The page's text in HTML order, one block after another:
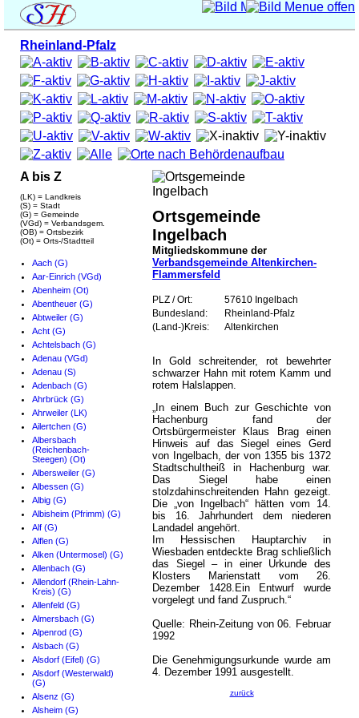
Rheinland-Pfalz
A bis Z
(LK) = Landkreis
(S) = Stadt
(G) = Gemeinde
(VGd) = Verbandsgem.
(OB) = Ortsbezirk
(Ot) = Orts-/Stadtteil
Aach (G)
Aar-Einrich (VGd)
Abenheim (Ot)
Abentheuer (G)
Abtweiler (G)
Acht (G)
Achtelsbach (G)
Adenau (VGd)
Adenau (S)
Adenbach (G)
Ahrbrück (G)
Ahrweiler (LK)
Ailertchen (G)
Albersbach
(Reichenbach-
Steegen) (Ot)
Albersweiler (G)
Albessen (G)
Albig (G)
Albisheim (Pfrimm) (G)
Alf (G)
Alflen (G)
Alken (Untermosel) (G)
Allenbach (G)
Allendorf (Rhein-Lahn-
Kreis) (G)
Allenfeld (G)
Almersbach (G)
Alpenrod (G)
Alsbach (G)
Alsdorf (Eifel) (G)
Alsdorf (Westerwald)
(G)
Alsenz (G)
Alsheim (G)
Ortsgemeinde
Ingelbach
Mitgliedskommune der
Verbandsgemeinde Altenkirchen-
Flammersfeld
PLZ / Ort:
57610 Ingelbach
Bundesland:
Rheinland-Pfalz
(Land-)Kreis:
Altenkirchen
In Gold schreitender, rot bewehrter
schwarzer Hahn mit rotem Kamm und
rotem Halslappen.
„In einem Buch zur Geschichte von
Hachenburg fand der
Ortsbürgermeister Klaus Brag einen
Hinweis auf das Siegel eines Gerd
von Ingelbach, der von 1355 bis 1372
Stadtschultheiß in Hachenburg war.
Das Siegel habe einen
stolzdahinschreitenden Hahn gezeigt.
Die „von Ingelbach“ hätten vom 14.
bis 16. Jahrhundert dem niederen
Landadel angehört.
Im Hessischen Hauptarchiv in
Wiesbaden entdeckte Brag schließlich
das Siegel – in einer Urkunde des
Klosters Marienstatt vom 26.
Dezember 1428.Ein Entwurf wurde
vorgelegt und fand Zuspruch.“
Quelle: Rhein-Zeitung von 06. Februar
1992
Die Genehmigungsurkunde wurde am
4. Dezember 1991 ausgestellt.
zurück